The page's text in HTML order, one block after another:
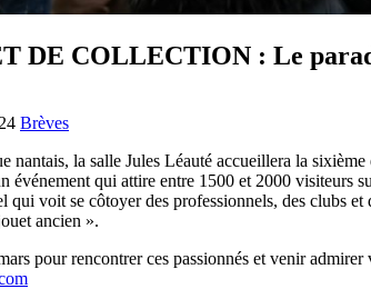
DE COLLECTION : Le
Brèves
nantais, la salle Jules Léauté accueillera la
événement qui attire entre 1500 et 2000 visiteurs
qui voit se côtoyer des professionnels, des clubs
ancien ».
pour rencontrer ces passionnés et venir